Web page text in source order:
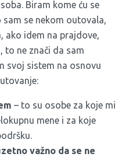
Biram kome ću se
se nekom outovala,
ako idem na prajdove,
to ne znači da sam
svoj sistem na osnovu
– to su osobe za koje mi
mene i za koje
važno da se ne